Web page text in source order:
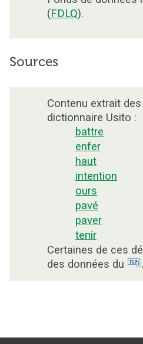
(FDLQ).
Sources
Contenu extrait
dictionnaire Usito :
battre
enfer
haut
intention
ours
pavé
paver
tenir
Certaines de ces
des données du
.